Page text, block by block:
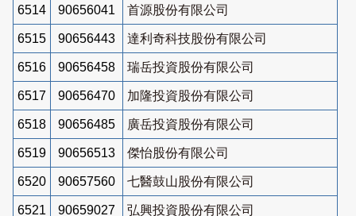
6514 90656041 首源股份有限公司
6515 90656443 達利奇科技股份有限公司
6516 90656458 瑞岳投資股份有限公司
6517 90656470 加隆投資股份有限公司
6518 90656485 廣岳投資股份有限公司
6519 90656513 傑怡股份有限公司
6520 90657560 七醫鼓山股份有限公司
6521 90659027 弘興投資股份有限公司